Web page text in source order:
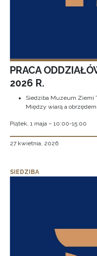
PRACA
2026 R.
Siedziba Muzeum Ziemi
Między wiarą a
Piątek, 1 maja – 10:00-15:00
27 kwietnia, 2026
SIEDZIBA